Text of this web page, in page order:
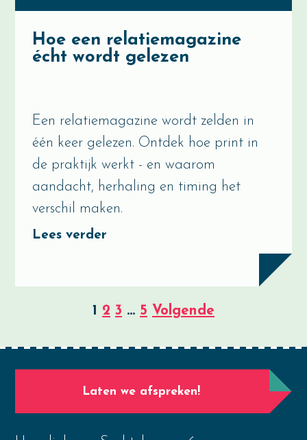
Hoe een relatiemagazine
écht wordt gelezen
Een relatiemagazine wordt zelden in
één keer gelezen. Ontdek hoe print in
de praktijk werkt - en waarom
aandacht, herhaling en timing het
verschil maken.
Lees verder
Berichten1 2 3 … 5 Volgende
Laten we afspreken!